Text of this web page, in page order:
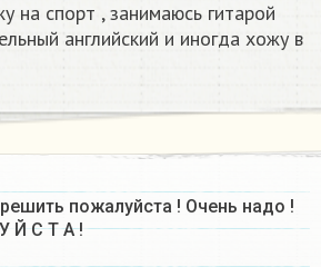
на спорт , занимаюсь гитарой
английский и иногда хожу в
пожалуйста ! Очень надо !
Й С Т А !